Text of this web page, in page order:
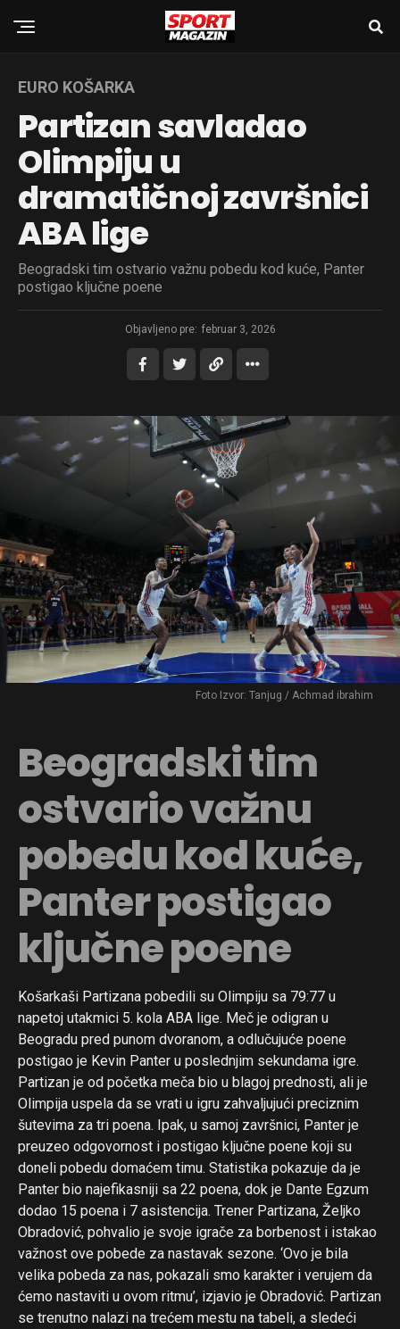
EURO KOŠARKA
Partizan savladao
Olimpiju u
dramatičnoj završnici
ABA lige
Beogradski tim ostvario važnu pobedu kod kuće, Panter
postigao ključne poene
Objavljeno pre: februar 3, 2026
Foto Izvor: Tanjug / Achmad ibrahim
Beogradski tim
ostvario važnu
pobedu kod kuće,
Panter postigao
ključne poene
Košarkaši Partizana pobedili su Olimpiju sa 79:77 u
napetoj utakmici 5. kola ABA lige. Meč je odigran u
Beogradu pred punom dvoranom, a odlučujuće poene
postigao je Kevin Panter u poslednjim sekundama igre.
Partizan je od početka meča bio u blagoj prednosti, ali je
Olimpija uspela da se vrati u igru zahvaljujući preciznim
šutevima za tri poena. Ipak, u samoj završnici, Panter je
preuzeo odgovornost i postigao ključne poene koji su
doneli pobedu domaćem timu. Statistika pokazuje da je
Panter bio najefikasniji sa 22 poena, dok je Dante Egzum
dodao 15 poena i 7 asistencija. Trener Partizana, Željko
Obradović, pohvalio je svoje igrače za borbenost i istakao
važnost ove pobede za nastavak sezone. ‘Ovo je bila
velika pobeda za nas, pokazali smo karakter i verujem da
ćemo nastaviti u ovom ritmu’, izjavio je Obradović. Partizan
se trenutno nalazi na trećem mestu na tabeli, a sledeći